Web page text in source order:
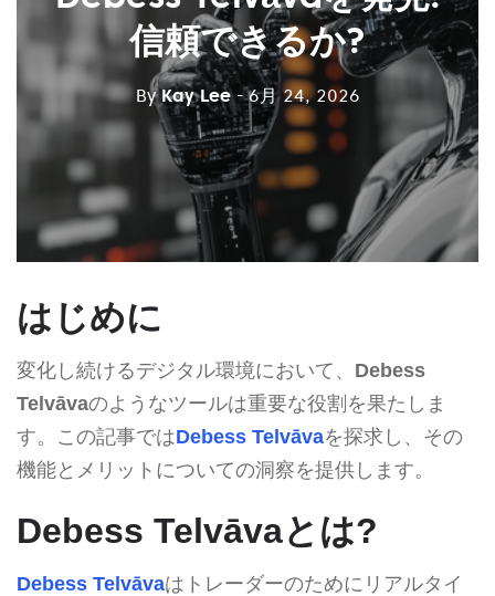
信頼できるか?
ByKay Lee - 6月 24, 2026
はじめに
変化し続けるデジタル環境において、 Debess
Telvāvaのようなツールは重要な役割を果たしま
す。この記事ではDebess Telvāvaを探求し、その
機能とメリットについての洞察を提供します。
Debess Telvāvaとは?
Debess Telvāvaはトレーダーのためにリアルタイ